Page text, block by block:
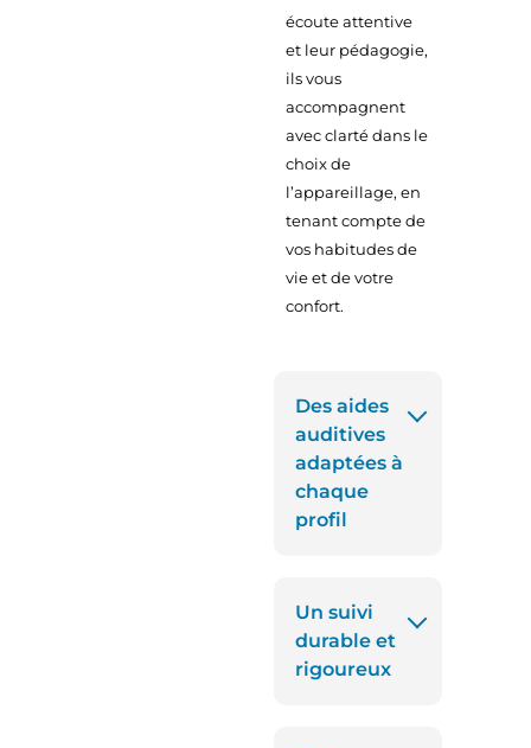
écoute attentive
et leur pédagogie,
ils vous
accompagnent
avec clarté dans le
choix de
l’appareillage, en
tenant compte de
vos habitudes de
vie et de votre
confort.
Des aides
auditives
adaptées à
chaque
profil
Un suivi
durable et
rigoureux